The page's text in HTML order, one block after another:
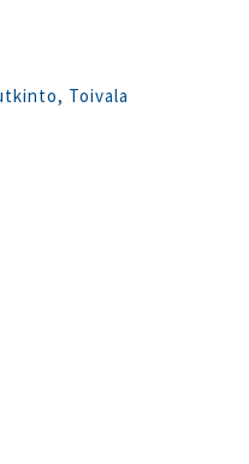
Toivala